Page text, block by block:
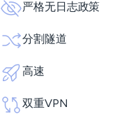
严格无日志政策
分割隧道
高速
双重VPN